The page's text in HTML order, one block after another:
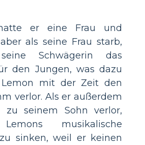
er eine Frau und
als seine Frau starb,
Schwägerin das
den Jungen, was dazu
mit der Zeit den
verlor. Als er außerdem
zu seinem Sohn verlor,
musikalische
sinken, weil er keinen